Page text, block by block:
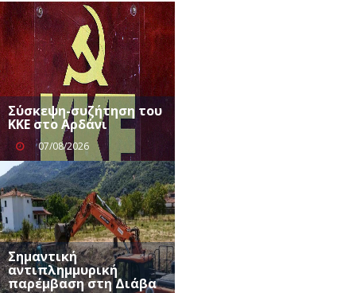
Σύσκεψη-συζήτηση του
ΚΚΕ στο Αρδάνι
07/08/2026
Σημαντική
αντιπλημμυρική
παρέμβαση στη Διάβα